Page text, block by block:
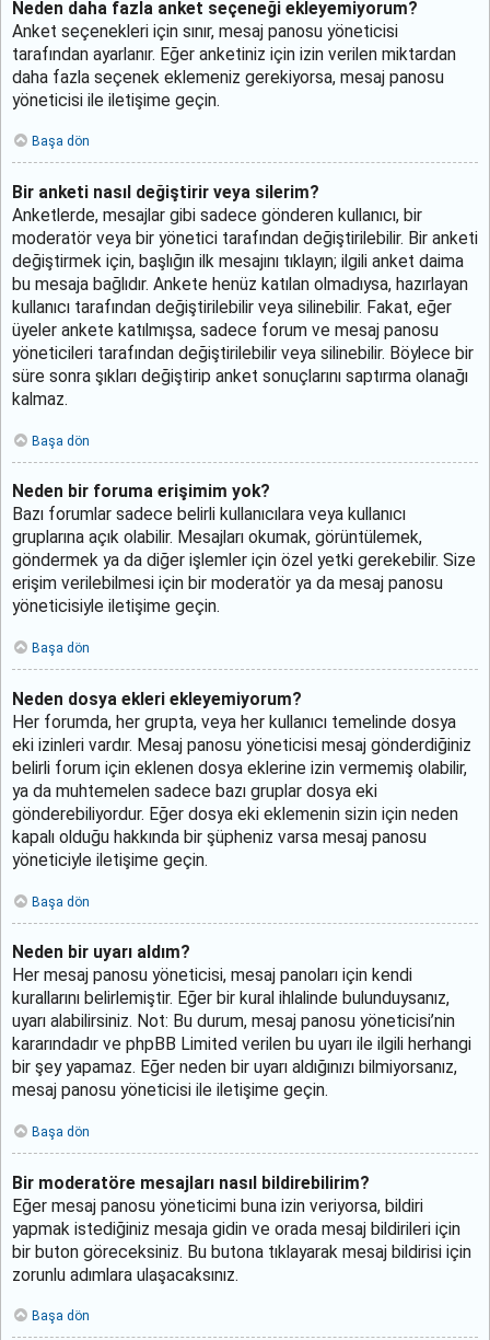
Neden daha fazla anket seçeneği ekleyemiyorum?
Anket seçenekleri için sınır, mesaj panosu yöneticisi
tarafından ayarlanır. Eğer anketiniz için izin verilen miktardan
daha fazla seçenek eklemeniz gerekiyorsa, mesaj panosu
yöneticisi ile iletişime geçin.
Başa dön
Bir anketi nasıl değiştirir veya silerim?
Anketlerde, mesajlar gibi sadece gönderen kullanıcı, bir
moderatör veya bir yönetici tarafından değiştirilebilir. Bir anketi
değiştirmek için, başlığın ilk mesajını tıklayın; ilgili anket daima
bu mesaja bağlıdır. Ankete henüz katılan olmadıysa, hazırlayan
kullanıcı tarafından değiştirilebilir veya silinebilir. Fakat, eğer
üyeler ankete katılmışsa, sadece forum ve mesaj panosu
yöneticileri tarafından değiştirilebilir veya silinebilir. Böylece bir
süre sonra şıkları değiştirip anket sonuçlarını saptırma olanağı
kalmaz.
Başa dön
Neden bir foruma erişimim yok?
Bazı forumlar sadece belirli kullanıcılara veya kullanıcı
gruplarına açık olabilir. Mesajları okumak, görüntülemek,
göndermek ya da diğer işlemler için özel yetki gerekebilir. Size
erişim verilebilmesi için bir moderatör ya da mesaj panosu
yöneticisiyle iletişime geçin.
Başa dön
Neden dosya ekleri ekleyemiyorum?
Her forumda, her grupta, veya her kullanıcı temelinde dosya
eki izinleri vardır. Mesaj panosu yöneticisi mesaj gönderdiğiniz
belirli forum için eklenen dosya eklerine izin vermemiş olabilir,
ya da muhtemelen sadece bazı gruplar dosya eki
gönderebiliyordur. Eğer dosya eki eklemenin sizin için neden
kapalı olduğu hakkında bir şüpheniz varsa mesaj panosu
yöneticiyle iletişime geçin.
Başa dön
Neden bir uyarı aldım?
Her mesaj panosu yöneticisi, mesaj panoları için kendi
kurallarını belirlemiştir. Eğer bir kural ihlalinde bulunduysanız,
uyarı alabilirsiniz. Not: Bu durum, mesaj panosu yöneticisi’nin
kararındadır ve phpBB Limited verilen bu uyarı ile ilgili herhangi
bir şey yapamaz. Eğer neden bir uyarı aldığınızı bilmiyorsanız,
mesaj panosu yöneticisi ile iletişime geçin.
Başa dön
Bir moderatöre mesajları nasıl bildirebilirim?
Eğer mesaj panosu yöneticimi buna izin veriyorsa, bildiri
yapmak istediğiniz mesaja gidin ve orada mesaj bildirileri için
bir buton göreceksiniz. Bu butona tıklayarak mesaj bildirisi için
zorunlu adımlara ulaşacaksınız.
Başa dön